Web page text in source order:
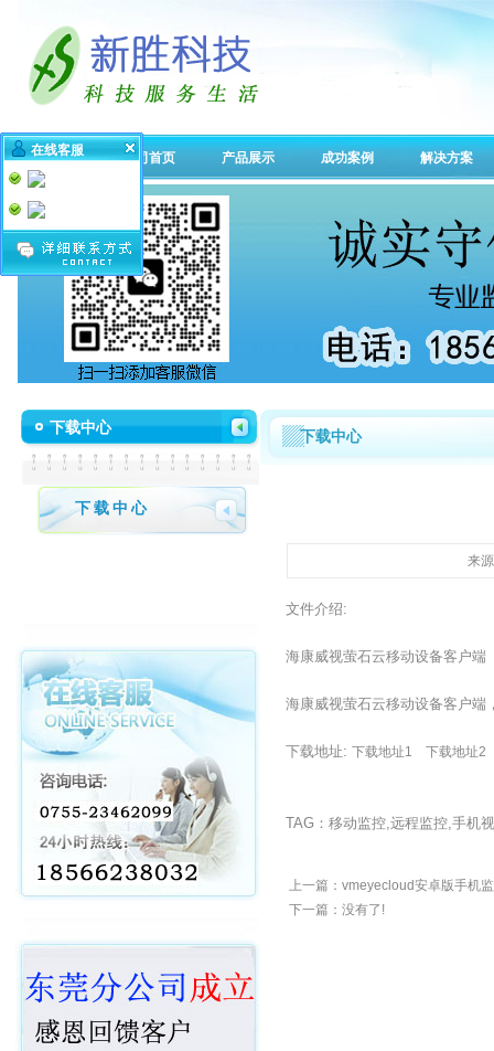
公司首页 产品展示 成功案例 解决方案
在线客服
下载中心
下载中心
下载中心
来
文件介绍:
海康威视萤石云移动设备客户端
海康威视萤石云移动设备客户
下载地址:下载地址1 下载地址2
TAG：移动监控,远程监控,手机
上一篇：vmeyecloud安卓版手机
下一篇：没有了!